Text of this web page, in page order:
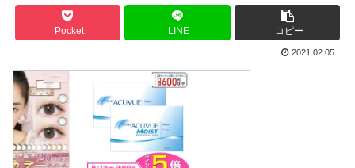
Pocket LINE コピー
2021.02.05